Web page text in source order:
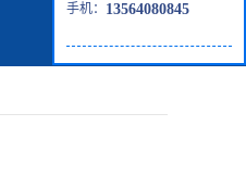
手机： 13564080845